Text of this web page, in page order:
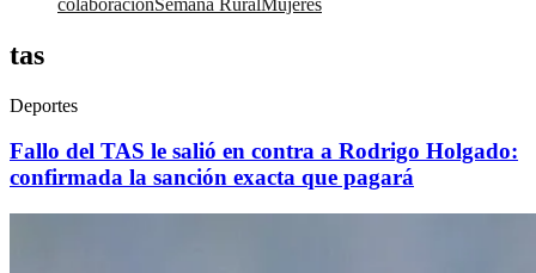
tas
Deportes
Fallo del TAS le salió en contra a Rodrigo Holgado:
confirmada la sanción exacta que pagará